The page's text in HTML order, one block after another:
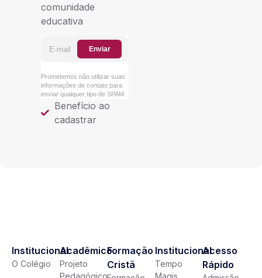
comunidade
educativa
Enviar
Prometemos não utilizar suas
informações de contato para
enviar qualquer tipo de SPAM.
Benefício ao
cadastrar
Institucional
O Colégio
Acadêmico
Projeto
Formação
Cristã
Institucional
Tempo
Acesso
Rápido